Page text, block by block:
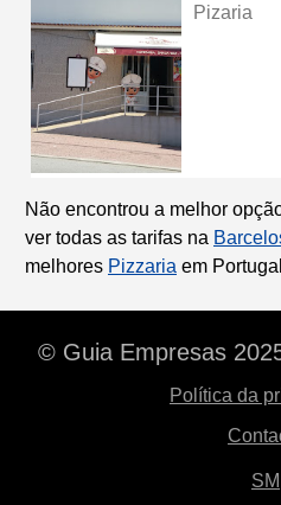
Pizaria
Não encontrou a melhor
ver todas as tarifas na
melhores Pizzaria em Portugal
© Guia Empresas
Política da
SM